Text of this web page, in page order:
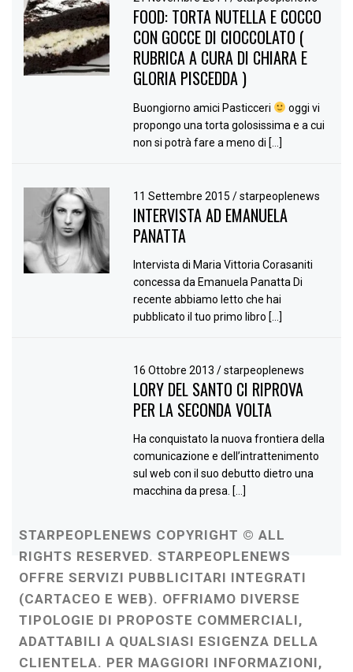
FOOD: TORTA NUTELLA E COCCO
CON GOCCE DI CIOCCOLATO (
RUBRICA A CURA DI CHIARA E
GLORIA PISCEDDA )
Buongiorno amici Pasticceri
oggi vi
propongo una torta golosissima e a cui
non si potrà fare a meno di […]
11 Settembre 2015/ starpeoplenews
INTERVISTA AD EMANUELA
PANATTA
Intervista di Maria Vittoria Corasaniti
concessa da Emanuela Panatta Di
recente abbiamo letto che hai
pubblicato il tuo primo libro […]
16 Ottobre 2013/ starpeoplenews
LORY DEL SANTO CI RIPROVA
PER LA SECONDA VOLTA
Ha conquistato la nuova frontiera della
comunicazione e dell’intrattenimento
sul web con il suo debutto dietro una
macchina da presa. […]
STARPEOPLENEWS COPYRIGHT © ALL
RIGHTS RESERVED. STARPEOPLENEWS
OFFRE SERVIZI PUBBLICITARI INTEGRATI
(CARTACEO E WEB). OFFRIAMO DIVERSE
TIPOLOGIE DI PROPOSTE COMMERCIALI,
ADATTABILI A QUALSIASI ESIGENZA DELLA
CLIENTELA. PER MAGGIORI INFORMAZIONI,